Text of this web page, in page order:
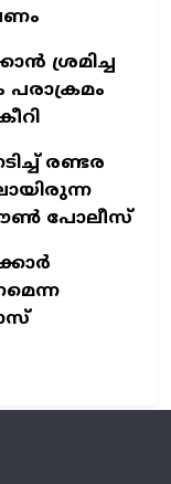
ശ്രമിച്ച
പരാക്രമം
രണ്ടര
പോലീസ്